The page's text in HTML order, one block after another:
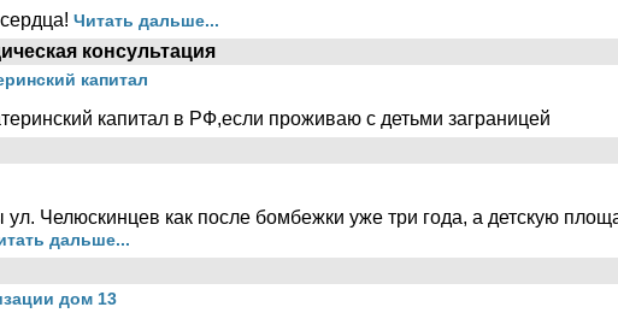
Читать дальше...
консультация
капитал
капитал в РФ,если проживаю с детьми заграницей
Челюскинцев как после бомбежки уже три года, а детскую
дальше...
дом 13